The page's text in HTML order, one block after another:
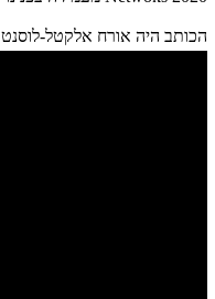
הכותב היה אורח אלקטל-לוסנט